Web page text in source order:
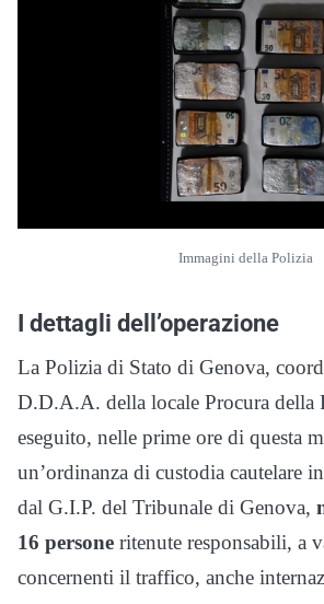
Immagini della Polizia
I dettagli dell’operazione
La Polizia di Stato di Genova,
D.D.A.A. della locale Procura della
eseguito, nelle prime ore di questa
un’ordinanza di custodia cautelare in
dal G.I.P. del Tribunale di Genova,
16 persone ritenute responsabili, a
concernenti il traffico, anche